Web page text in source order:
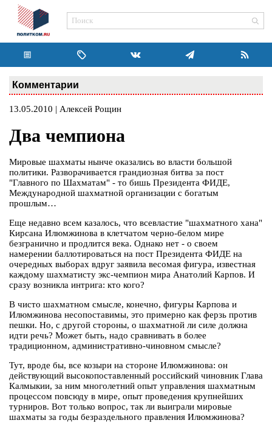
Комментарии
13.05.2010 | Алексей Рощин
Два чемпиона
Мировые шахматы нынче оказались во власти большой
политики. Разворачивается грандиозная битва за пост
"Главного по Шахматам" - то бишь Президента ФИДЕ,
Международной шахматной организации с богатым
прошлым…
Еще недавно всем казалось, что всевластие "шахматного хана"
Кирсана Илюмжинова в клетчатом черно-белом мире
безгранично и продлится века. Однако нет - о своем
намерении баллотироваться на пост Президента ФИДЕ на
очередных выборах вдруг заявила весомая фигура, известная
каждому шахматисту экс-чемпион мира Анатолий Карпов. И
сразу возникла интрига: кто кого?
В чисто шахматном смысле, конечно, фигуры Карпова и
Илюмжинова несопоставимы, это примерно как ферзь против
пешки. Но, с другой стороны, о шахматной ли силе должна
идти речь? Может быть, надо сравнивать в более
традиционном, административно-чиновном смысле?
Тут, вроде бы, все козыри на стороне Илюмжинова: он
действующий высокопоставленный российский чиновник Глава
Калмыкии, за ним многолетний опыт управления шахматным
процессом повсюду в мире, опыт проведения крупнейших
турниров. Вот только вопрос, так ли выиграли мировые
шахматы за годы безраздельного правления Илюмжинова?